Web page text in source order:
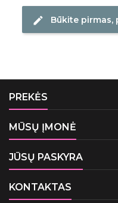
edit Būkite pirmas,
PREKĖS
MŪSŲ ĮMONĖ
JŪSŲ PASKYRA
KONTAKTAS